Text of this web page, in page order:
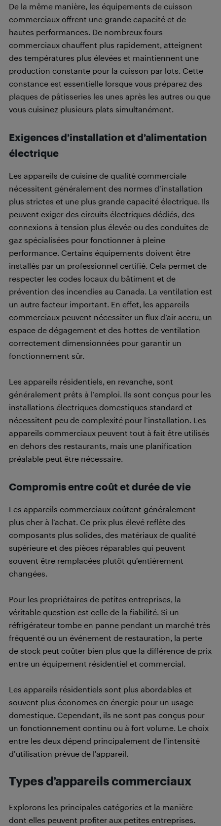
De la même manière, les équipements de cuisson
commerciaux offrent une grande capacité et de
hautes performances. De nombreux fours
commerciaux chauffent plus rapidement, atteignent
des températures plus élevées et maintiennent une
production constante pour la cuisson par lots. Cette
constance est essentielle lorsque vous préparez des
plaques de pâtisseries les unes après les autres ou que
vous cuisinez plusieurs plats simultanément.
Exigences d’installation et d’alimentation
électrique
Les appareils de cuisine de qualité commerciale
nécessitent généralement des normes d’installation
plus strictes et une plus grande capacité électrique. Ils
peuvent exiger des circuits électriques dédiés, des
connexions à tension plus élevée ou des conduites de
gaz spécialisées pour fonctionner à pleine
performance. Certains équipements doivent être
installés par un professionnel certifié. Cela permet de
respecter les codes locaux du bâtiment et de
prévention des incendies au Canada. La ventilation est
un autre facteur important. En effet, les appareils
commerciaux peuvent nécessiter un flux d’air accru, un
espace de dégagement et des hottes de ventilation
correctement dimensionnées pour garantir un
fonctionnement sûr.
Les appareils résidentiels, en revanche, sont
généralement prêts à l’emploi. Ils sont conçus pour les
installations électriques domestiques standard et
nécessitent peu de complexité pour l’installation. Les
appareils commerciaux peuvent tout à fait être utilisés
en dehors des restaurants, mais une planification
préalable peut être nécessaire.
Compromis entre coût et durée de vie
Les appareils commerciaux coûtent généralement
plus cher à l’achat. Ce prix plus élevé reflète des
composants plus solides, des matériaux de qualité
supérieure et des pièces réparables qui peuvent
souvent être remplacées plutôt qu’entièrement
changées.
Pour les propriétaires de petites entreprises, la
véritable question est celle de la fiabilité. Si un
réfrigérateur tombe en panne pendant un marché très
fréquenté ou un événement de restauration, la perte
de stock peut coûter bien plus que la différence de prix
entre un équipement résidentiel et commercial.
Les appareils résidentiels sont plus abordables et
souvent plus économes en énergie pour un usage
domestique. Cependant, ils ne sont pas conçus pour
un fonctionnement continu ou à fort volume. Le choix
entre les deux dépend principalement de l’intensité
d’utilisation prévue de l’appareil.
Types d’appareils commerciaux
Explorons les principales catégories et la manière
dont elles peuvent profiter aux petites entreprises.